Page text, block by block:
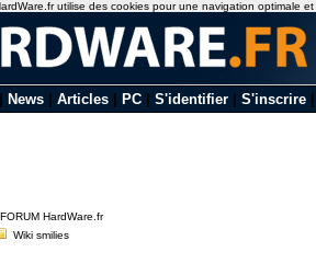
News Articles PC S'identifier S'inscrire
FORUM HardWare.fr
Wiki smilies
utilise des cookies pour une navigation optimale